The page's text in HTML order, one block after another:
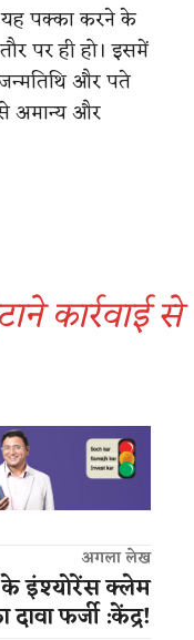
यह पक्का करने के
पर ही हो। इसमें
और पते
अमान्य और
कार्रवाई से
अगला लेख
इंश्योरेंस क्लेम
फर्जी :केंद्र​!